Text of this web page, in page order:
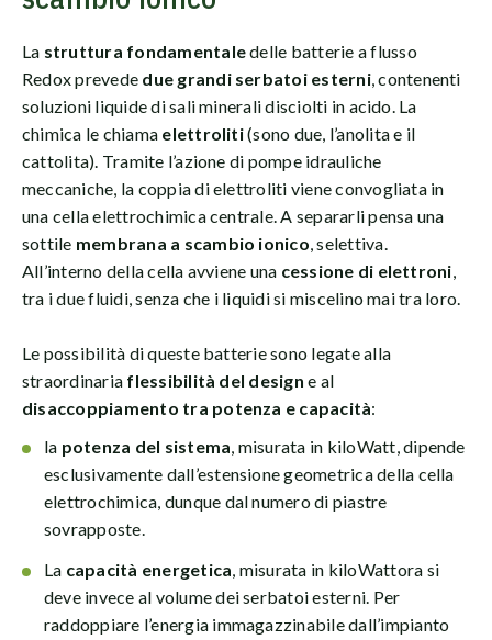
La struttura fondamentaledelle batterie a flusso
Redox prevede due grandi serbatoi esterni, contenenti
soluzioni liquide di sali minerali disciolti in acido. La
chimica le chiama elettroliti(sono due, l’anolita e il
cattolita). Tramite l’azione di pompe idrauliche
meccaniche, la coppia di elettroliti viene convogliata in
una cella elettrochimica centrale. A separarli pensa una
sottile membrana a scambio ionico , selettiva.
All’interno della cella avviene una cessione di elettroni
tra i due fluidi, senza che i liquidi si miscelino mai tra loro.
Le possibilità di queste batterie sono legate alla
straordinaria flessibilità del design e al
disaccoppiamento tra potenza e capacità:
la potenza del sistema , misurata in kiloWatt, dipende
esclusivamente dall’estensione geometrica della cella
elettrochimica, dunque dal numero di piastre
sovrapposte.
La capacità energetica, misurata in kiloWattora si
deve invece al volume dei serbatoi esterni. Per
raddoppiare l’energia immagazzinabile dall’impianto